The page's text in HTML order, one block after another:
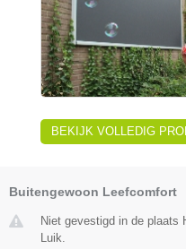
BEKIJK VOLLEDIG
Buitengewoon Leefcomfort
Niet gevestigd in de plaats
Luik.